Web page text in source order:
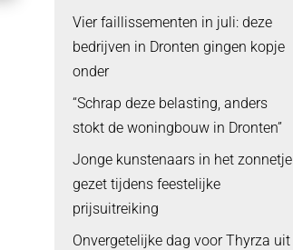
Vier faillissementen in juli: deze
bedrijven in Dronten gingen kopje
onder
“Schrap deze belasting, anders
stokt de woningbouw in Dronten”
Jonge kunstenaars in het zonnetje
gezet tijdens feestelijke
prijsuitreiking
Onvergetelijke dag voor Thyrza uit